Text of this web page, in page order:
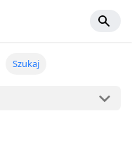
Szukaj